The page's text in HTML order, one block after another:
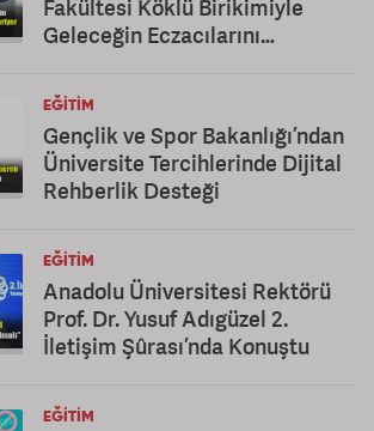
Fakültesi Köklü Birikimiyle
Geleceğin Eczacılarını
EĞITIM
Gençlik ve Spor Bakanlığı’ndan
Üniversite Tercihlerinde Dijital
Rehberlik Desteği
EĞITIM
Anadolu Üniversitesi Rektörü
Prof. Dr. Yusuf Adıgüzel 2.
İletişim Şûrası’nda Konuştu
EĞITIM